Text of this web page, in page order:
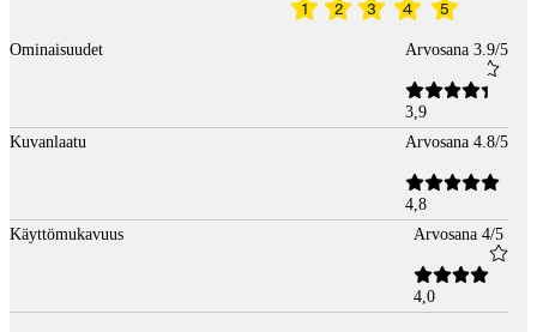
1 2 3 4 5
Ominaisuudet Arvosana 3.9/5
3,9
Kuvanlaatu
Arvosana 4.8/5
4,8
Käyttömukavuus
Arvosana 4/5
4,0